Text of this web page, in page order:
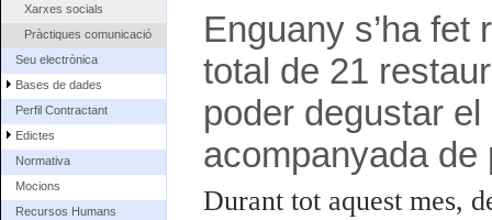
Xarxes socials
Pràctiques comunicació
Seu electrònica
Bases de dades
Perfil Contractant
Edictes
Normativa
Mocions
Recursos Humans
Enguany s’ha
total de 21
poder degustar
acompanyada
Durant tot aquest mes,